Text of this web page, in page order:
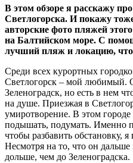
В этом обзоре я расскажу
Светлогорска. И покажу
авторские фото пляжей
на Балтийском море. С
лучший пляж и локацию,
Среди всех курортных
Светлогорск – мой любимый.
Зеленоградск, но есть в нем
на душе. Приезжая в
умиротворение. В этом городе
подышать, подумать. Именно
чтобы разбавить обстановку,
Несмотря на то, что он дальше
дольше, чем до Зеленоградска.